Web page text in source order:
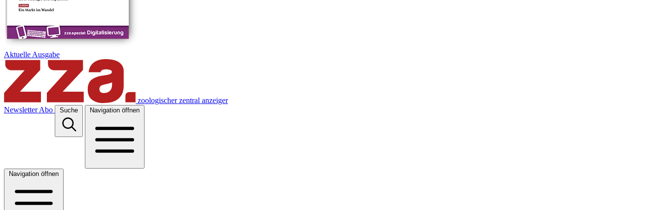
Aktuelle Ausgabe
zoologischer zentral anzeiger
Newsletter Abo Suche Navigation öffnen
Navigation öffnen